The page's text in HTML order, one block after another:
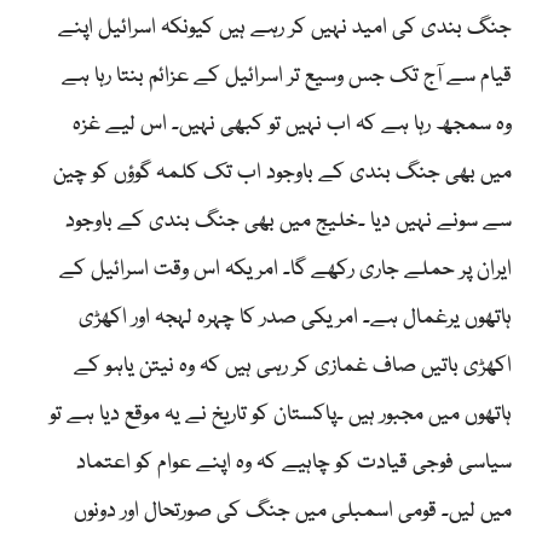
جنگ بندی کی امید نہیں کر رہے ہیں کیونکہ اسرائیل اپنے
قیام سے آج تک جس وسیع تر اسرائیل کے عزائم بنتا رہا ہے
وہ سمجھ رہا ہے کہ اب نہیں تو کبھی نہیں۔ اس لیے غزہ
میں بھی جنگ بندی کے باوجود اب تک کلمہ گوؤں کو چین
سے سونے نہیں دیا ۔خلیج میں بھی جنگ بندی کے باوجود
ایران پر حملے جاری رکھے گا۔ امریکہ اس وقت اسرائیل کے
ہاتھوں یرغمال ہے۔ امریکی صدر کا چہرہ لہجہ اور اکھڑی
اکھڑی باتیں صاف غمازی کر رہی ہیں کہ وہ نیتن یاہو کے
ہاتھوں میں مجبور ہیں ۔پاکستان کو تاریخ نے یہ موقع دیا ہے تو
سیاسی فوجی قیادت کو چاہیے کہ وہ اپنے عوام کو اعتماد
میں لیں۔ قومی اسمبلی میں جنگ کی صورتحال اور دونوں